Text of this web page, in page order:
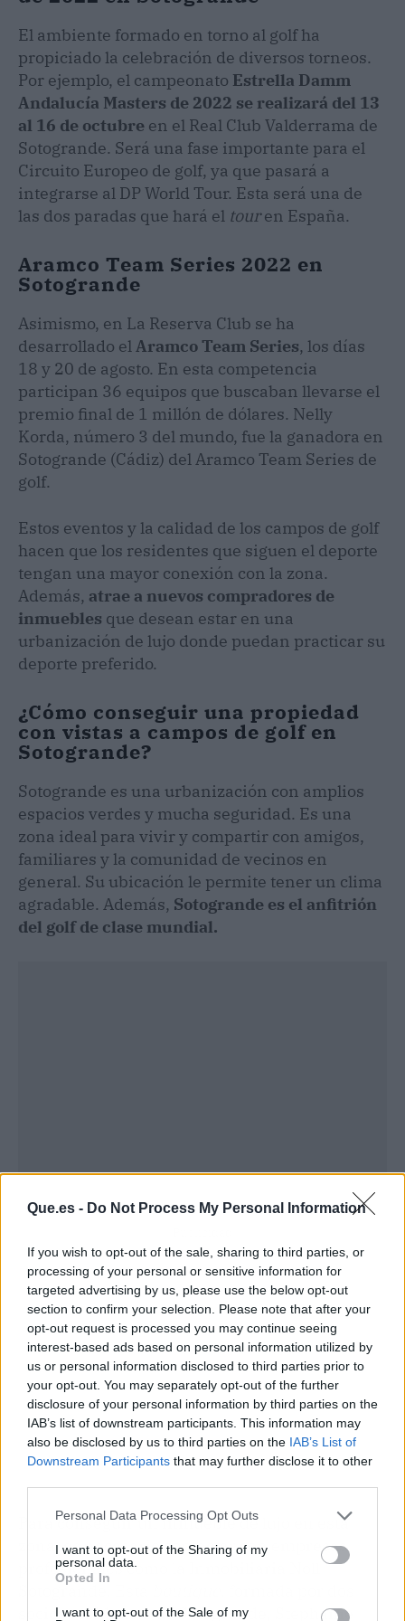
Que.es - Do Not Process My Personal Information
If you wish to opt-out of the sale, sharing to third parties, or
processing of your personal or sensitive information for
targeted advertising by us, please use the below opt-out
section to confirm your selection. Please note that after your
opt-out request is processed you may continue seeing
interest-based ads based on personal information utilized by
us or personal information disclosed to third parties prior to
your opt-out. You may separately opt-out of the further
disclosure of your personal information by third parties on the
IAB’s list of downstream participants. This information may
also be disclosed by us to third parties on the IAB’s List of
Downstream Participants that may further disclose it to other
Personal Data Processing Opt Outs
I want to opt-out of the Sharing of my
personal data.
Opted In
I want to opt-out of the Sale of my
El ambiente formado en torno al golf ha
propiciado la celebración de diversos torneos.
Por ejemplo, el campeonato Estrella Damm
Andalucía Masters de 2022 se realizará del 13
al 16 de octubre en el Real Club Valderrama de
Sotogrande. Será una fase importante para el
Circuito Europeo de golf, ya que pasará a
integrarse al DP World Tour. Esta será una de
las dos paradas que hará el touren España.
Aramco Team Series 2022 en
Sotogrande
Asimismo, en La Reserva Club se ha
desarrollado elAramco Team Series, los días
18 y 20 de agosto. En esta competencia
participan 36 equipos que buscaban llevarse el
premio final de 1 millón de dólares. Nelly
Korda, número 3 del mundo, fue la ganadora en
Sotogrande (Cádiz) del Aramco Team Series de
golf.
Estos eventos y la calidad de los campos de golf
hacen que los residentes que siguen el deporte
tengan una mayor conexión con la zona.
Además, atrae a nuevos compradores de
inmuebles que desean estar en una
urbanización de lujo donde puedan practicar su
deporte preferido.
¿Cómo conseguir una propiedad
con vistas a campos de golf en
Sotogrande?
Sotogrande es una urbanización con amplios
espacios verdes y mucha seguridad. Es una
zona ideal para vivir y compartir con amigos,
familiares y la comunidad de vecinos en
general. Su ubicación le permite tener un clima
agradable. Además, Sotogrande es el anfitrión
del golf de clase mundial.
Para conseguir un inmueble de lujo en esta
zona, es necesario contactar con empresas
profesionales como la Inmobiliaria Noll
Sotogrande. Esta
socios residentes de Sotogrande, Stephanie